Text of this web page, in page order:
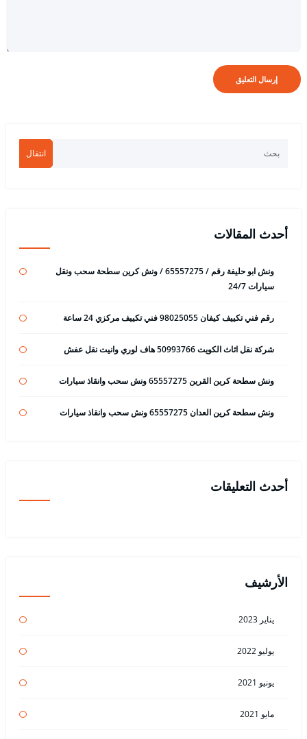
انتقال
أحدث المقالات
ونش ابو حليفة رقم / 65557275 / ونش كرين سطحة سحب ونقل
سيارات 24/7
رقم فني تكييف كيفان 98025055 فني تكييف مركزي 24 ساعة
شركة نقل اثاث الكويت 50993766 هاف لوري وانيت نقل عفش
ونش سطحة كرين القرين 65557275 ونش سحب وانقاذ سيارات
ونش سطحة كرين العدان 65557275 ونش سحب وانقاذ سيارات
أحدث التعليقات
الأرشيف
يناير 2023
يوليو 2022
يونيو 2021
مايو 2021